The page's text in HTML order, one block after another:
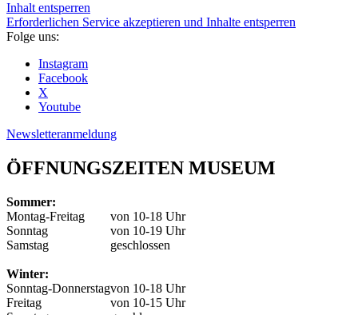
Inhalt entsperren
Erforderlichen Service akzeptieren und Inhalte entsperren
Folge uns:
Instagram
Facebook
X
Youtube
Newsletteranmeldung
ÖFFNUNGSZEITEN MUSEUM
Sommer:
Montag-Freitag
von 10-18 Uhr
Sonntag
von 10-19 Uhr
Samstag
geschlossen
Winter:
Sonntag-Donnerstagvon 10-18 Uhr
Freitag
von 10-15 Uhr